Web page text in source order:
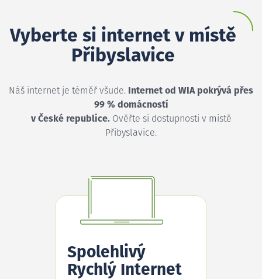
Vyberte si internet v místě
Přibyslavice
Náš internet je téměř všude. Internet od WIA pokrývá přes
99 % domácností
v České republice.Ověřte si dostupnosti v místě
Přibyslavice.
Spolehlivý
Rychlý Internet